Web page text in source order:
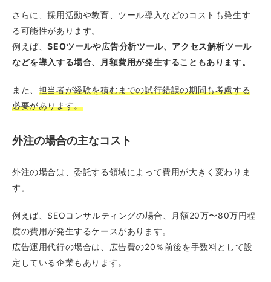
さらに、採用活動や教育、ツール導入などのコストも発生す
る可能性があります。
例えば、SEOツールや広告分析ツール、アクセス解析ツール
などを導入する場合、月額費用が発生することもあります。
また、 担当者が経験を積むまでの試行錯誤の期間も考慮する
必要があります。
外注の場合の主なコスト
外注の場合は、委託する領域によって費用が大きく変わりま
す。
例えば、SEOコンサルティングの場合、月額20万〜80万円程
度の費用が発生するケースがあります。
広告運用代行の場合は、広告費の20％前後を手数料として設
定している企業もあります。